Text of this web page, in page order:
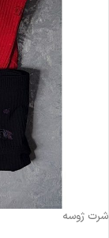
شرت ژوسه